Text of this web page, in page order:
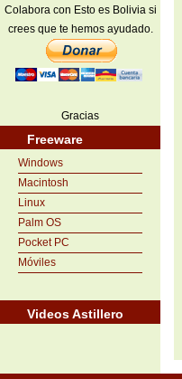
Colabora con Esto es Bolivia si
crees que te hemos ayudado.
Gracias
Freeware
Windows
Macintosh
Linux
Palm OS
Pocket PC
Móviles
Videos Astillero